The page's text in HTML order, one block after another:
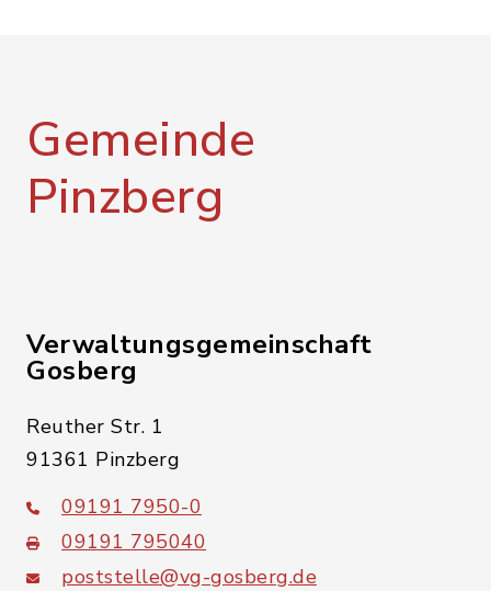
Gemeinde
Pinzberg
Verwaltungsgemeinschaft
Gosberg
Reuther Str. 1
91361 Pinzberg
09191 7950-0
09191 795040
poststelle@vg-gosberg.de